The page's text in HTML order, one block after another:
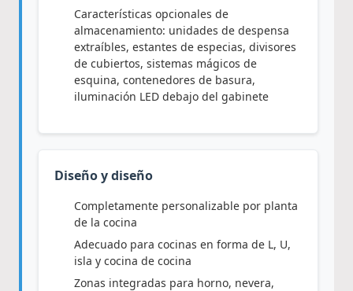
Características opcionales de
almacenamiento: unidades de despensa
extraíbles, estantes de especias, divisores
de cubiertos, sistemas mágicos de
esquina, contenedores de basura,
iluminación LED debajo del gabinete
Diseño y diseño
Completamente personalizable por planta
de la cocina
Adecuado para cocinas en forma de L, U,
isla y cocina de cocina
Zonas integradas para horno, nevera,